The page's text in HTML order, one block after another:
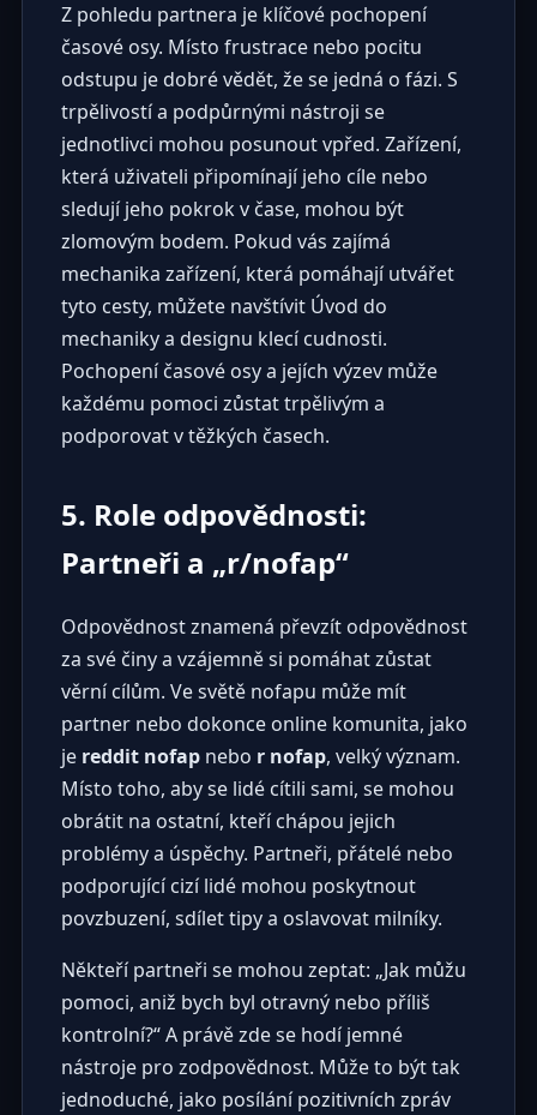
Z pohledu partnera je klíčové pochopení
časové osy. Místo frustrace nebo pocitu
odstupu je dobré vědět, že se jedná o fázi. S
trpělivostí a podpůrnými nástroji se
jednotlivci mohou posunout vpřed. Zařízení,
která uživateli připomínají jeho cíle nebo
sledují jeho pokrok v čase, mohou být
zlomovým bodem. Pokud vás zajímá
mechanika zařízení, která pomáhají utvářet
tyto cesty, můžete navštívit Úvod do
mechaniky a designu klecí cudnosti.
Pochopení časové osy a jejích výzev může
každému pomoci zůstat trpělivým a
podporovat v těžkých časech.
5. Role odpovědnosti:
Partneři a „r/nofap“
Odpovědnost znamená převzít odpovědnost
za své činy a vzájemně si pomáhat zůstat
věrní cílům. Ve světě nofapu může mít
partner nebo dokonce online komunita, jako
je reddit nofapnebo r nofap, velký význam.
Místo toho, aby se lidé cítili sami, se mohou
obrátit na ostatní, kteří chápou jejich
problémy a úspěchy. Partneři, přátelé nebo
podporující cizí lidé mohou poskytnout
povzbuzení, sdílet tipy a oslavovat milníky.
Někteří partneři se mohou zeptat: „Jak můžu
pomoci, aniž bych byl otravný nebo příliš
kontrolní?“ A právě zde se hodí jemné
nástroje pro zodpovědnost. Může to být tak
jednoduché, jako posílání pozitivních zpráv